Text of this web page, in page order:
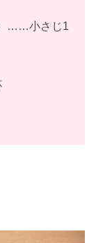
）……小さじ1